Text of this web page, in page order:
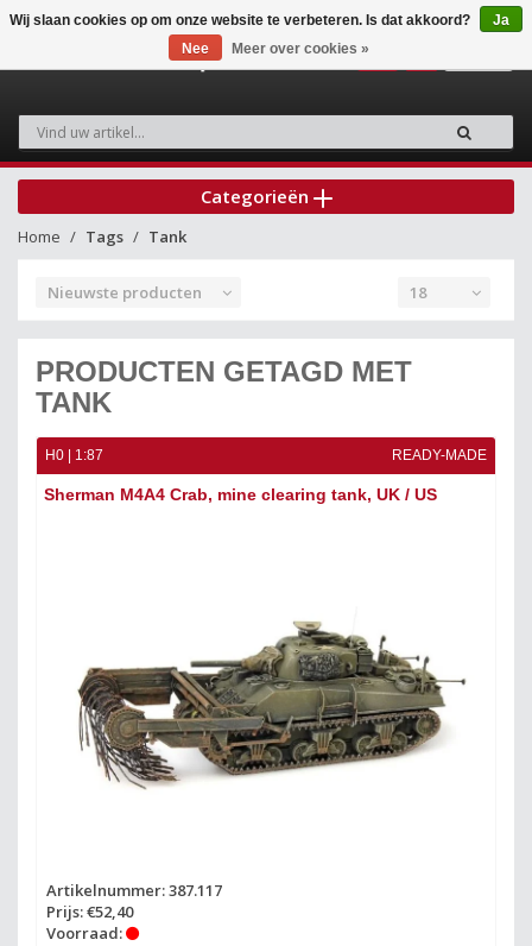
Categorieën
Home Tags Tank
Nieuwste producten 18
PRODUCTEN GETAGD MET
TANK
H0 | 1:87 READY-MADE
Sherman M4A4 Crab, mine clearing tank, UK / US
Artikelnummer: 387.117
Prijs: €52,40
Voorraad:
Wij slaan cookies op om onze website te verbeteren. Is dat akkoord?
Ja
Nee
Meer over cookies »